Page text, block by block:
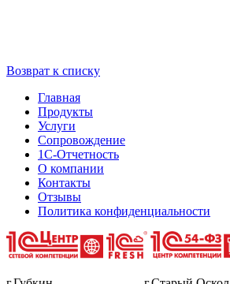
Возврат к списку
Главная
Продукты
Услуги
Сопровождение
1С-Отчетность
О компании
Контакты
Отзывы
Политика конфиденциальности